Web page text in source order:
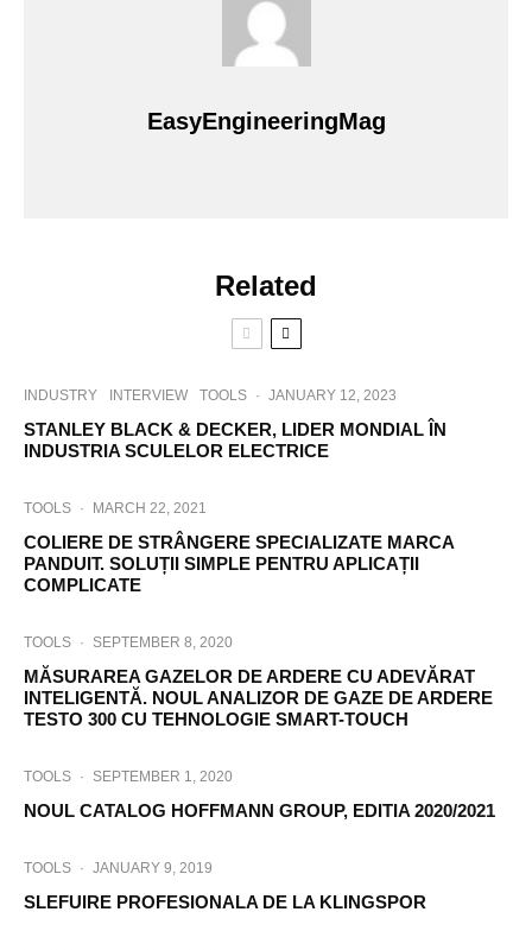
EasyEngineeringMag
Related
INDUSTRY INTERVIEW TOOLS · JANUARY 12, 2023
STANLEY BLACK & DECKER, LIDER MONDIAL ÎN
INDUSTRIA SCULELOR ELECTRICE
TOOLS · MARCH 22, 2021
COLIERE DE STRÂNGERE SPECIALIZATE MARCA
PANDUIT. SOLUȚII SIMPLE PENTRU APLICAȚII
COMPLICATE
TOOLS · SEPTEMBER 8, 2020
MĂSURAREA GAZELOR DE ARDERE CU ADEVĂRAT
INTELIGENTĂ. NOUL ANALIZOR DE GAZE DE ARDERE
TESTO 300 CU TEHNOLOGIE SMART-TOUCH
TOOLS · SEPTEMBER 1, 2020
NOUL CATALOG HOFFMANN GROUP, EDITIA 2020/2021
TOOLS · JANUARY 9, 2019
SLEFUIRE PROFESIONALA DE LA KLINGSPOR